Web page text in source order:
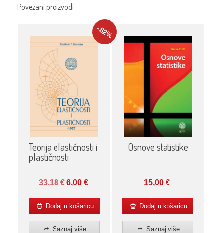
Povezani proizvodi
-82%
Teorija elastičnosti i
plastičnosti
33,18 €6,00 €
Dodaj u košaricu
Saznaj više
Osnove statistike
15,00€
Dodaj u košaricu
Saznaj više